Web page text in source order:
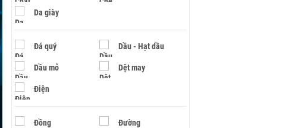
Da giày
Đá quý Dầu - Hạt dầu
Dầu mỏ Dệt may
Điện
Đồng Đường